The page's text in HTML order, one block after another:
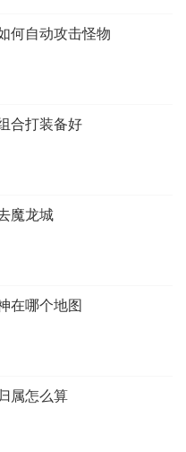
何自动攻击怪物
合打装备好
魔龙城
在哪个地图
属怎么算